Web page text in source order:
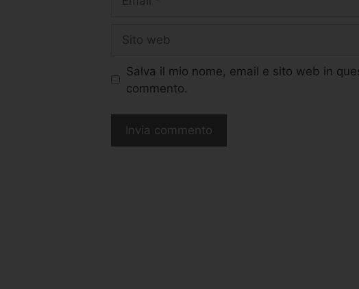
Salva il mio nome, email e sito web in
commento.